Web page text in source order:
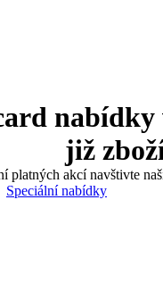
již
platných akcí navštivte
Speciální nabídky